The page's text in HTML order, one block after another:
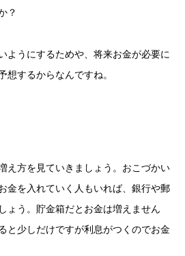
？
ようにするためや、将来お金が必要に
想するからなんですね。
え方を見ていきましょう。おこづかい
金を入れていく人もいれば、銀行や郵
ょう。貯金箱だとお金は増えません
と少しだけですが利息がつくのでお金